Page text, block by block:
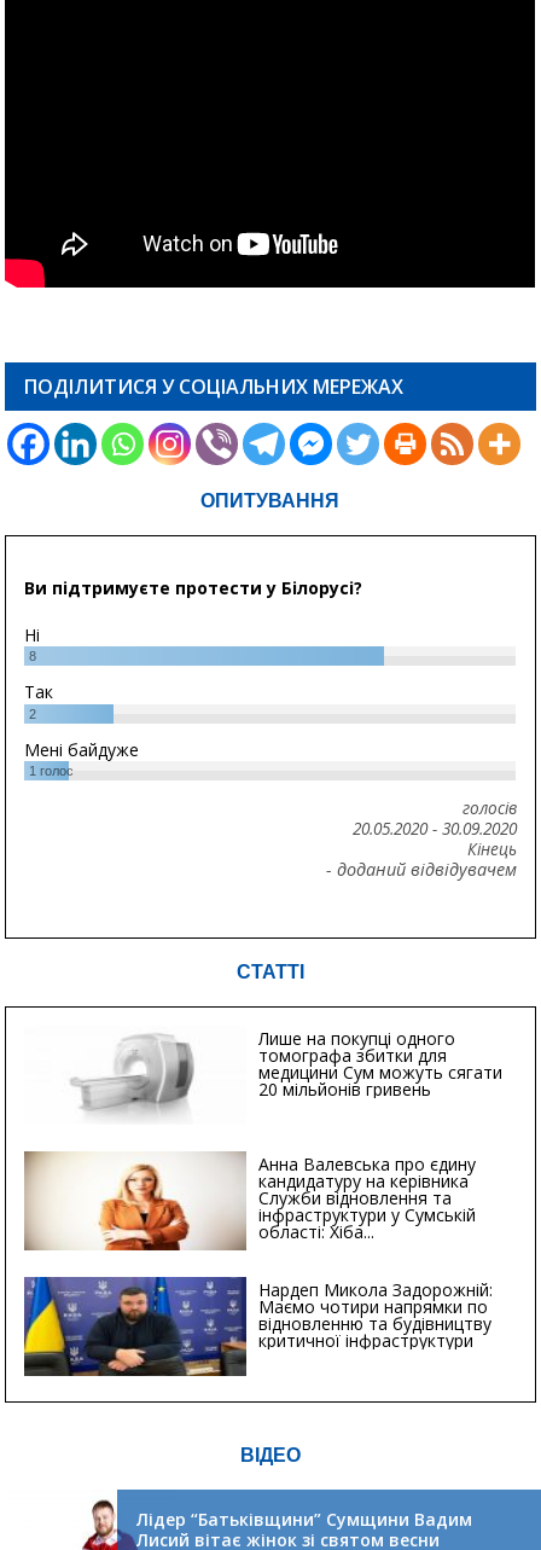
ПОДІЛИТИСЯ У СОЦІАЛЬНИХ МЕРЕЖАХ
ОПИТУВАННЯ
Ви підтримуєте протести у Білорусі?
Ні
8
Так
2
Мені байдуже
1 голос
голосів
20.05.2020- 30.09.2020
Кінець
- доданий відвідувачем
СТАТТІ
Лише на покупці одного
томографа збитки для
медицини Сум можуть сягати
20 мільйонів гривень
Анна Валевська про єдину
кандидатуру на керівника
Служби відновлення та
інфраструктури у Сумській
області: Хіба...
Нардеп Микола Задорожній:
Маємо чотири напрямки по
відновленню та будівництву
критичної інфраструктури
ВІДЕО
Лідер “Батьківщини” Сумщини Вадим
Лисий вітає жінок зі святом весни